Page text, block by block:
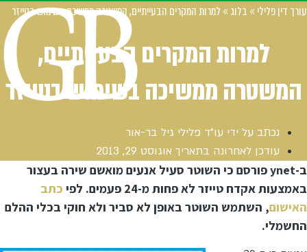
עורך דין פלילי» בלוג» למרות המקרים הבעייתיים, המשטרה ממשיכה בשימוש בטייזר
למרות המקרים הבעייתיים,
המשטרה ממשיכה בשימוש בטייזר
נכתב על ידי עו"ד פלילי גיל בר-אור
עודכן לאחרונה בתאריך אוגוסט 29, 2013
ב-ynet פורסם כי השוטר סעיל אנעים מואשם שירה בעצור
באמצעות אקדח טייזר לא פחות מ-24 פעמים. לפי
כתב
האישום, השתמש השוטר באופן לא סביר ולא חוקי בכלי ההלם
החשמלי.